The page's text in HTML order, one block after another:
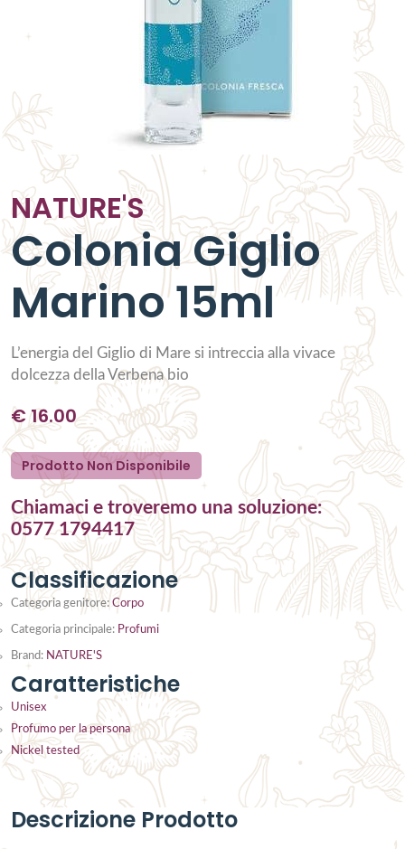
NATURE'S
Colonia Giglio
Marino 15ml
L’energia del Giglio di Mare si intreccia alla vivace
dolcezza della Verbena bio
€16.00
Prodotto Non Disponibile
Chiamaci e troveremo una soluzione:
0577 1794417
Classificazione
Categoria genitore: Corpo
Categoria principale: Profumi
Brand: NATURE'S
Caratteristiche
Unisex
Profumo per la persona
Nickel tested
Descrizione Prodotto